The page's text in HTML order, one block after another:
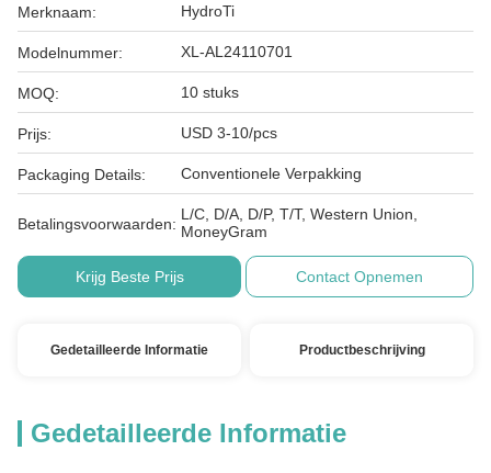
Merknaam: HydroTi
Modelnummer: XL-AL24110701
MOQ: 10 stuks
Prijs: USD 3-10/pcs
Packaging Details: Conventionele Verpakking
Betalingsvoorwaarden:
L/C, D/A, D/P, T/T, Western Union,
MoneyGram
Krijg Beste Prijs Contact Opnemen
Gedetailleerde Informatie Productbeschrijving
Gedetailleerde Informatie